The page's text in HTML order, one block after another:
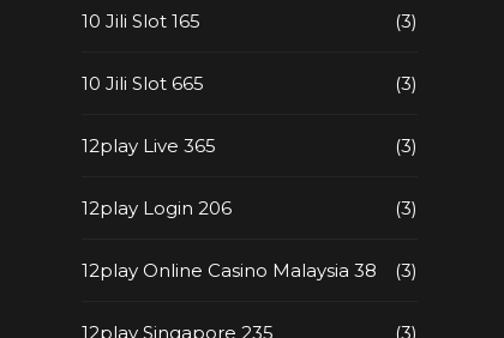
10 Jili Slot 165 (3)
10 Jili Slot 665 (3)
12play Live 365 (3)
12play Login 206 (3)
12play Online Casino Malaysia 38 (3)
12play Singapore 235 (3)